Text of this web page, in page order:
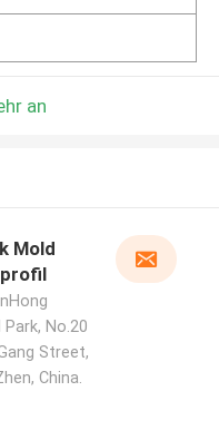
an
Mold
No.20
Street,
China.